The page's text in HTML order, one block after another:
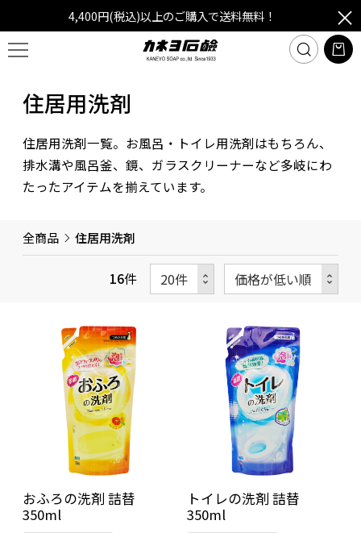
4,400円(税込)以上のご購入で送料無料！
住居用洗剤
住居用洗剤一覧。お風呂・トイレ用洗剤はもちろん、
排水溝や風呂釜、鏡、ガラスクリーナーなど多岐にわ
たったアイテムを揃えています。
全商品 住居用洗剤
16件
おふろの洗剤 詰替
350ml
トイレの洗剤 詰替
350ml